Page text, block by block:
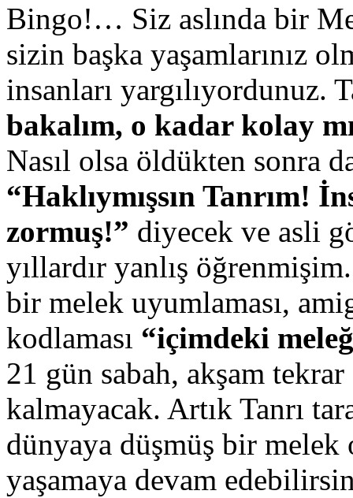
Bingo!… Siz aslında bir
sizin başka yaşamlarınız
insanları yargılıyordunuz.
bakalım, o kadar kolay
Nasıl olsa öldükten sonra
“Haklıymışsın Tanrım!
zormuş!” diyecek ve asli
yıllardır yanlış
bir melek uyumlaması,
kodlaması “içimdeki
21 gün sabah, akşam
kalmayacak. Artık Tanrı
dünyaya düşmüş bir
yaşamaya devam